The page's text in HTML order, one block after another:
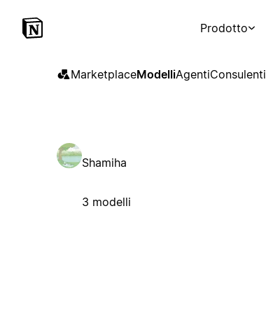
Prodotto
MarketplaceModelliAgentiConsulenti
Shamiha
3 modelli